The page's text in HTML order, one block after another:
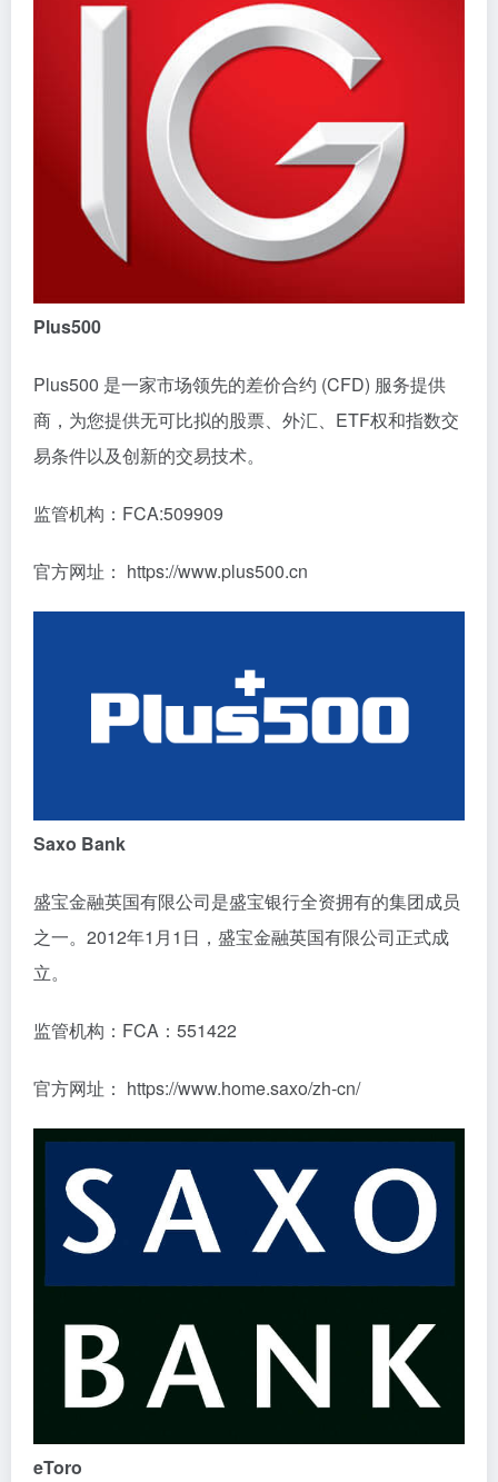
Plus500
Plus500 是一家市场领先的差价合约 (CFD) 服务提供
商，为您提供无可比拟的股票、外汇、ETF权和指数交
易条件以及创新的交易技术。
监管机构：FCA:509909
官方网址： https://www.plus500.cn
Saxo Bank
盛宝金融英国有限公司是盛宝银行全资拥有的集团成员
之一。2012年1月1日，盛宝金融英国有限公司正式成
立。
监管机构：FCA：551422
官方网址： https://www.home.saxo/zh-cn/
eToro